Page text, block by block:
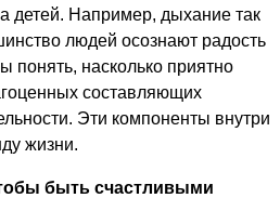
детей. Например, дыхание так
людей осознают радость
понять, насколько приятно
составляющих
Эти компоненты внутри
жизни.
быть счастливыми